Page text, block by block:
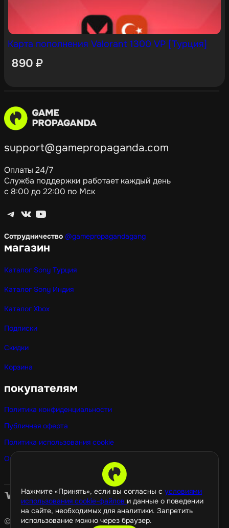
Нажмите «Принять», если вы согласны с условиями
использования cookie-файлов и данные о поведении
на сайте, необходимых для аналитики. Запретить
использование можно через браузер.
Карта пополнения Valorant 1300 VP [Турция]
890 ₽
support@gamepropaganda.com
Оплаты 24/7
Служба поддержки работает каждый день
с 8:00 до 22:00 по Мск
Telegram ВКонтакте YouTube
Сотрудничество @gamepropagandagang
магазин
Каталог Sony Турция
Каталог Sony Индия
Каталог Xbox
Подписки
Скидки
Корзина
покупателям
Политика конфиденциальности
Публичная оферта
Политика использования cookie
Оптовые покупки
© 2026 GamePropaganda